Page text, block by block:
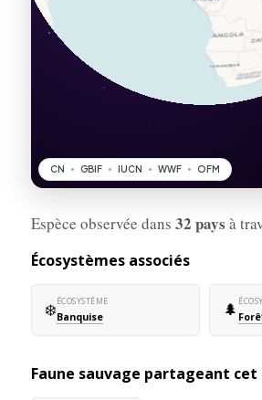
Espèce observée dans 32 pays à
Écosystèmes associés
❄️ÉCOSYSTÈME
Banquise 🌲
Faune sauvage partageant